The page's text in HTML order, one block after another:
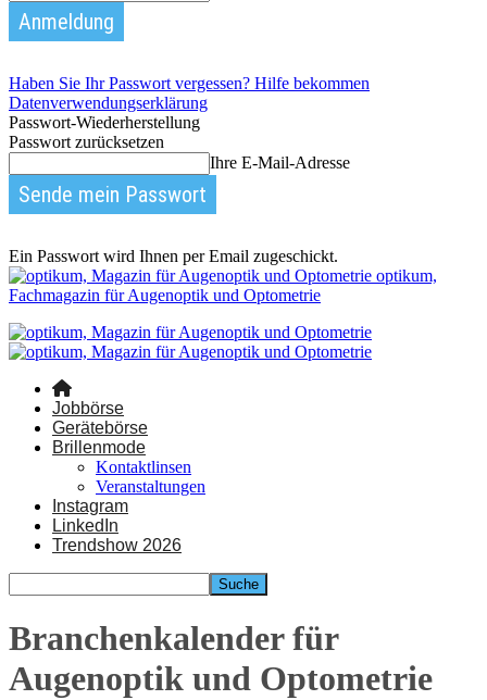
Haben Sie Ihr Passwort vergessen? Hilfe bekommen
Datenverwendungserklärung
Passwort-Wiederherstellung
Passwort zurücksetzen
Ihre E-Mail-Adresse
Ein Passwort wird Ihnen per Email zugeschickt.
optikum,
Fachmagazin für Augenoptik und Optometrie
Jobbörse
Gerätebörse
Brillenmode
Kontaktlinsen
Veranstaltungen
Instagram
LinkedIn
Trendshow 2026
Branchenkalender für
Augenoptik und Optometrie